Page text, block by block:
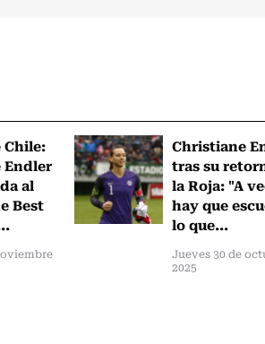
Chile:
al
Best
Christiane
tras su
la Roja: "A
hay que
lo que...
Jueves 30 de
2025